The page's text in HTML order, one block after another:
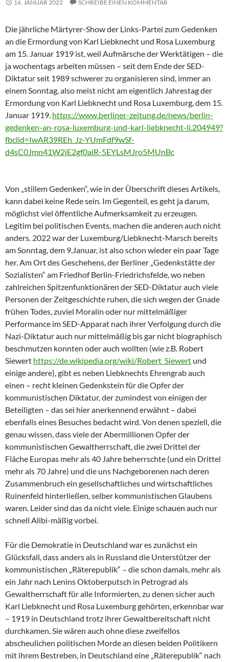
16. JANUAR 2022 SCHREIBE EINEN KOMMENTAR
Die jährliche Märtyrer-Show der Links-Partei zum Gedenken
an die Ermordung von Karl Liebknecht und Rosa Luxemburg
am 15. Januar 1919 ist, weil Aufmärsche der Werktätigen – die
ja wochentags arbeiten müssen – seit dem Ende der SED-
Diktatur seit 1989 schwerer zu organisieren sind, immer an
einem Sonntag, also meist nicht am eigentlich Jahrestag der
Ermordung von Karl Liebknecht und Rosa Luxemburg, dem 15.
Januar 1919. https://www.berliner-zeitung.de/news/berlin-
gedenken-an-rosa-luxemburg-und-karl-liebknecht-li.204949?
fbclid=IwAR39REh_Jz-YUmFdf9wSf-
d4sC0Jmn41W2jE2gf0aiR-5EYLsMJro5MUnBc
Von „stillem Gedenken“, wie in der Überschrift dieses Artikels,
kann dabei keine Rede sein. Im Gegenteil, es geht ja darum,
möglichst viel öffentliche Aufmerksamkeit zu erzeugen.
Legitim bei politischen Events, machen die anderen auch nicht
anders. 2022 war der Luxemburg/Liebknecht-Marsch bereits
am Sonntag, dem 9.Januar, ist also schon wieder ein paar Tage
her. Am Ort des Geschehens, der Berliner „Gedenkstätte der
Sozialisten“ am Friedhof Berlin-Friedrichsfelde, wo neben
zahlreichen Spitzenfunktionären der SED-Diktatur auch viele
Personen der Zeitgeschichte ruhen, die sich wegen der Gnade
frühen Todes, zuviel Moralin oder nur mittelmäßiger
Performance im SED-Apparat nach ihrer Verfolgung durch die
Nazi-Diktatur auch nur mittelmäßig bis gar nicht biographisch
beschmutzen konnten oder auch wollten (wie z.B. Robert
Siewert https://de.wikipedia.org/wiki/Robert_Siewert und
einige andere), gibt es neben Liebknechts Ehrengrab auch
einen – recht kleinen Gedenkstein für die Opfer der
kommunistischen Diktatur, der zumindest von einigen der
Beteiligten – das sei hier anerkennend erwähnt – dabei
ebenfalls eines Besuches bedacht wird. Von denen speziell, die
genau wissen, dass viele der Abermillionen Opfer der
kommunistischen Gewaltherrschaft, die zwei Drittel der
Fläche Europas mehr als 40 Jahre beherrschte (und ein Drittel
mehr als 70 Jahre) und die uns Nachgeborenen nach deren
Zusammenbruch ein gesellschaftliches und wirtschaftliches
Ruinenfeld hinterließen, selber kommunistischen Glaubens
waren. Leider sind das da nicht viele. Einige schauen auch nur
schnell Alibi-mäßig vorbei.
Für die Demokratie in Deutschland war es zunächst ein
Glücksfall, dass anders als in Russland die Unterstützer der
kommunistischen „Räterepublik“ – die schon damals, mehr als
ein Jahr nach Lenins Oktoberputsch in Petrograd als
Gewaltherrschaft für alle Informierten, zu denen sicher auch
Karl Liebknecht und Rosa Luxemburg gehörten, erkennbar war
– 1919 in Deutschland trotz ihrer Gewaltbereitschaft nicht
durchkamen. Sie wären auch ohne diese zweifellos
abscheulichen politischen Morde an diesen beiden Politikern
mit ihrem Bestreben, in Deutschland eine „Räterepublik“ nach